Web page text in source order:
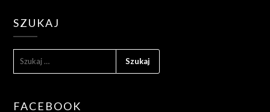
SZUKAJ
FACEBOOK